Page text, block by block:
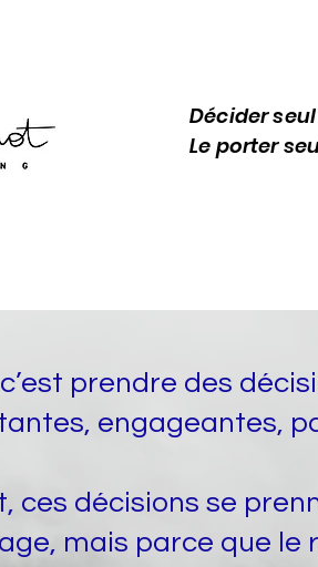
Décider
Le porter
prendre des
engageantes,
ces décisions se
mais parce que le